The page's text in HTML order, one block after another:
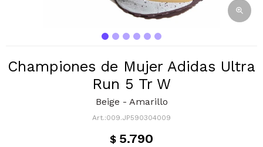
Championes de Mujer Adidas Ultra
Run 5 Tr W
Beige - Amarillo
009.JP590304009
$ 5.790